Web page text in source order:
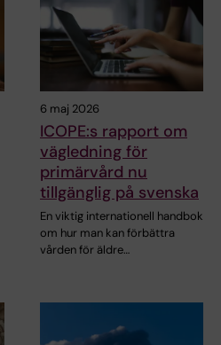
6 maj 2026
ICOPE:s rapport om
vägledning för
primärvård nu
tillgänglig på svenska
En viktig internationell handbok
om hur man kan förbättra
vården för äldre…